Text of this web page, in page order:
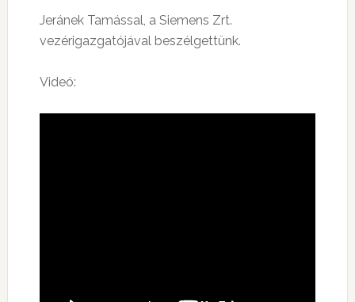
Jeránek Tamással, a Siemens Zrt.
vezérigazgatójával beszélgettünk.
Videó: